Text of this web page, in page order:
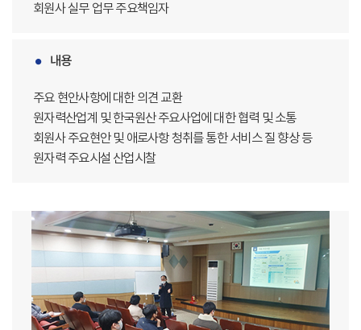
회원사 실무 업무 주요책임자
내용
주요 현안사항에 대한 의견 교환
원자력산업계 및 한국원산 주요사업에 대한 협력 및 소통
회원사 주요현안 및 애로사항 청취를 통한 서비스 질 향상 등
원자력 주요시설 산업시찰